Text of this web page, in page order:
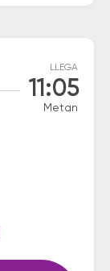
LLEGA
11:05
Metan